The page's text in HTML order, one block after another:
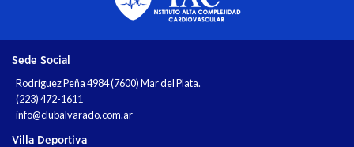
Sede Social
Rodríguez Peña 4984 (7600) Mar del Plata.
(223) 472-1611
info@clubalvarado.com.ar
Villa Deportiva